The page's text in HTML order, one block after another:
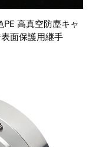
高真空防塵キャ
表面保護用継手